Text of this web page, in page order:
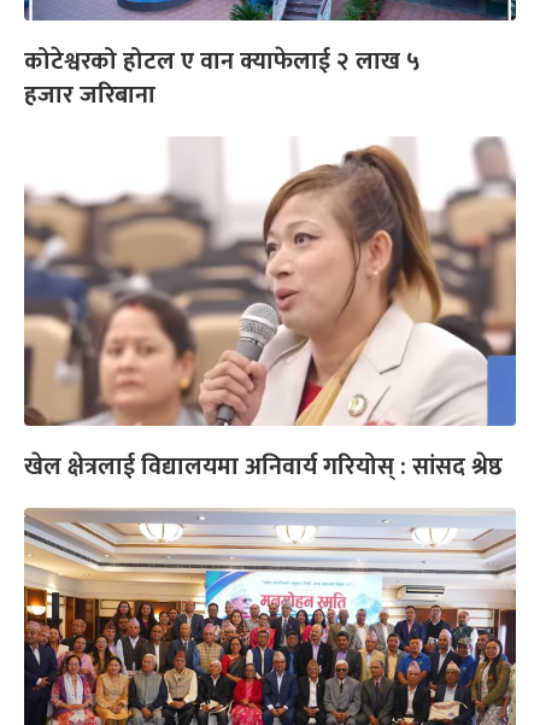
कोटेश्वरको होटल ए वान क्याफेलाई २ लाख ५
हजार जरिबाना
खेल क्षेत्रलाई विद्यालयमा अनिवार्य गरियोस् : सांसद श्रेष्ठ